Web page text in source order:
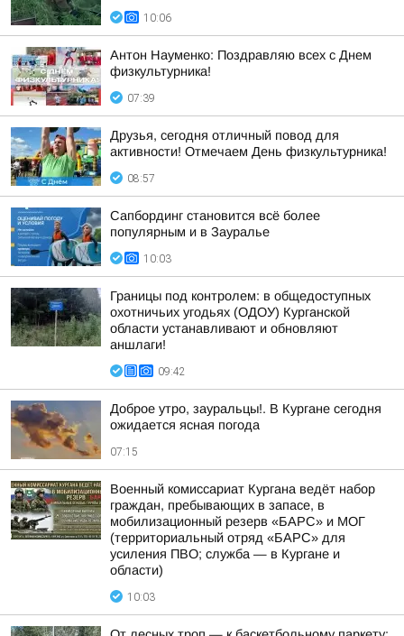
10:06
Антон Науменко: Поздравляю всех с Днем
физкультурника!
07:39
Друзья, сегодня отличный повод для
активности! Отмечаем День физкультурника!
08:57
Сапбординг становится всё более
популярным и в Зауралье
10:03
Границы под контролем: в общедоступных
охотничьих угодьях (ОДОУ) Курганской
области устанавливают и обновляют
аншлаги!
09:42
Доброе утро, зауральцы!. В Кургане сегодня
ожидается ясная погода
07:15
Военный комиссариат Кургана ведёт набор
граждан, пребывающих в запасе, в
мобилизационный резерв «БАРС» и МОГ
(территориальный отряд «БАРС» для
усиления ПВО; служба — в Кургане и
области)
10:03